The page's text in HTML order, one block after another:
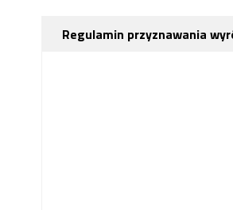
Regulamin przyznawania